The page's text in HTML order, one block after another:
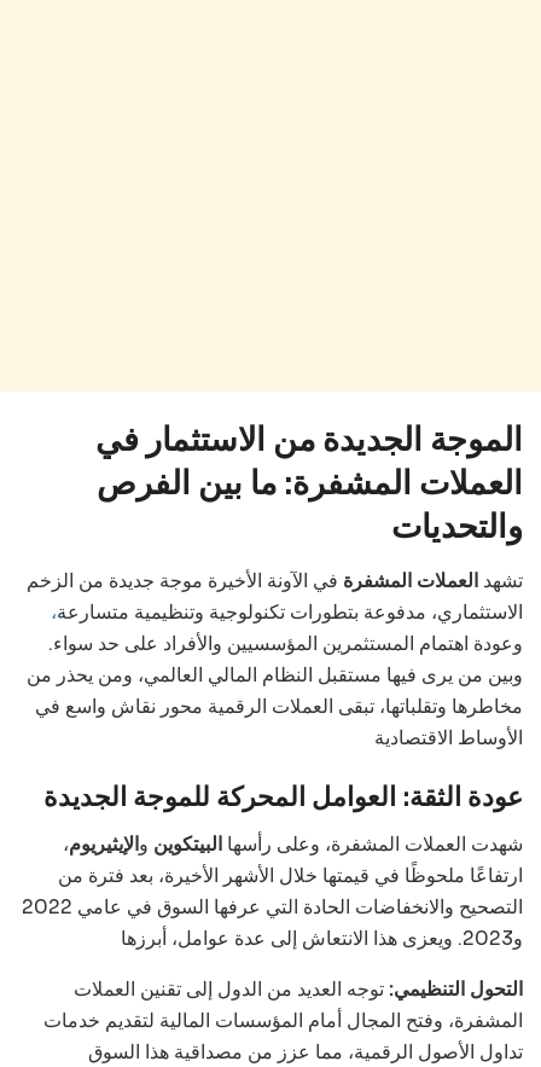
الموجة الجديدة من الاستثمار في
العملات المشفرة: ما بين الفرص
والتحديات
تشهد العملات المشفرة في الآونة الأخيرة موجة جديدة من الزخم
الاستثماري، مدفوعة بتطورات تكنولوجية وتنظيمية متسارعة،
وعودة اهتمام المستثمرين المؤسسيين والأفراد على حد سواء.
وبين من يرى فيها مستقبل النظام المالي العالمي، ومن يحذر من
مخاطرها وتقلباتها، تبقى العملات الرقمية محور نقاش واسع في
الأوساط الاقتصادية
عودة الثقة: العوامل المحركة للموجة الجديدة
شهدت العملات المشفرة، وعلى رأسها البيتكوين والإيثيريوم،
ارتفاعًا ملحوظًا في قيمتها خلال الأشهر الأخيرة، بعد فترة من
التصحيح والانخفاضات الحادة التي عرفها السوق في عامي 2022
و2023. ويعزى هذا الانتعاش إلى عدة عوامل، أبرزها
التحول التنظيمي: توجه العديد من الدول إلى تقنين العملات
المشفرة، وفتح المجال أمام المؤسسات المالية لتقديم خدمات
تداول الأصول الرقمية، مما عزز من مصداقية هذا السوق